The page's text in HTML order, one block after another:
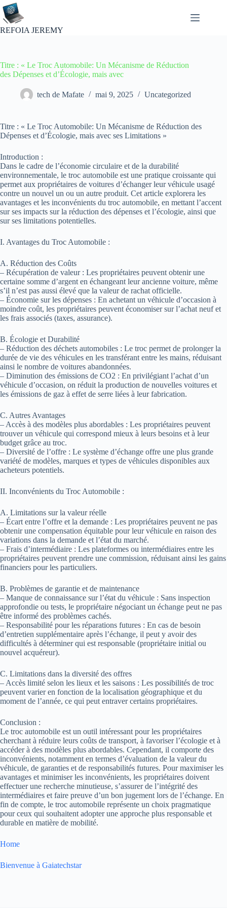
Passer
au
contenu
REFOIA JEREMY
Titre : « Le Troc Automobile: Un Mécanisme de Réduction
des Dépenses et d’Écologie, mais avec
tech de Mafate mai 9, 2025 Uncategorized
Titre : « Le Troc Automobile: Un Mécanisme de Réduction des
Dépenses et d’Écologie, mais avec ses Limitations »
Introduction :
Dans le cadre de l’économie circulaire et de la durabilité
environnementale, le troc automobile est une pratique croissante qui
permet aux propriétaires de voitures d’échanger leur véhicule usagé
contre un nouvel un ou un autre produit. Cet article explorera les
avantages et les inconvénients du troc automobile, en mettant l’accent
sur ses impacts sur la réduction des dépenses et l’écologie, ainsi que
sur ses limitations potentielles.
I. Avantages du Troc Automobile :
A. Réduction des Coûts
– Récupération de valeur : Les propriétaires peuvent obtenir une
certaine somme d’argent en échangeant leur ancienne voiture, même
s’il n’est pas aussi élevé que la valeur de rachat officielle.
– Économie sur les dépenses : En achetant un véhicule d’occasion à
moindre coût, les propriétaires peuvent économiser sur l’achat neuf et
les frais associés (taxes, assurance).
B. Écologie et Durabilité
– Réduction des déchets automobiles : Le troc permet de prolonger la
durée de vie des véhicules en les transférant entre les mains, réduisant
ainsi le nombre de voitures abandonnées.
– Diminution des émissions de CO2 : En privilégiant l’achat d’un
véhicule d’occasion, on réduit la production de nouvelles voitures et
les émissions de gaz à effet de serre liées à leur fabrication.
C. Autres Avantages
– Accès à des modèles plus abordables : Les propriétaires peuvent
trouver un véhicule qui correspond mieux à leurs besoins et à leur
budget grâce au troc.
– Diversité de l’offre : Le système d’échange offre une plus grande
variété de modèles, marques et types de véhicules disponibles aux
acheteurs potentiels.
II. Inconvénients du Troc Automobile :
A. Limitations sur la valeur réelle
– Écart entre l’offre et la demande : Les propriétaires peuvent ne pas
obtenir une compensation équitable pour leur véhicule en raison des
variations dans la demande et l’état du marché.
– Frais d’intermédiaire : Les plateformes ou intermédiaires entre les
propriétaires peuvent prendre une commission, réduisant ainsi les gains
financiers pour les particuliers.
B. Problèmes de garantie et de maintenance
– Manque de connaissance sur l’état du véhicule : Sans inspection
approfondie ou tests, le propriétaire négociant un échange peut ne pas
être informé des problèmes cachés.
– Responsabilité pour les réparations futures : En cas de besoin
d’entretien supplémentaire après l’échange, il peut y avoir des
difficultés à déterminer qui est responsable (propriétaire initial ou
nouvel acquéreur).
C. Limitations dans la diversité des offres
– Accès limité selon les lieux et les saisons : Les possibilités de troc
peuvent varier en fonction de la localisation géographique et du
moment de l’année, ce qui peut entraver certains propriétaires.
Conclusion :
Le troc automobile est un outil intéressant pour les propriétaires
cherchant à réduire leurs coûts de transport, à favoriser l’écologie et à
accéder à des modèles plus abordables. Cependant, il comporte des
inconvénients, notamment en termes d’évaluation de la valeur du
véhicule, de garanties et de responsabilités futures. Pour maximiser les
avantages et minimiser les inconvénients, les propriétaires doivent
effectuer une recherche minutieuse, s’assurer de l’intégrité des
intermédiaires et faire preuve d’un bon jugement lors de l’échange. En
fin de compte, le troc automobile représente un choix pragmatique
pour ceux qui souhaitent adopter une approche plus responsable et
durable en matière de mobilité.
Home
Bienvenue à Gaiatechstar